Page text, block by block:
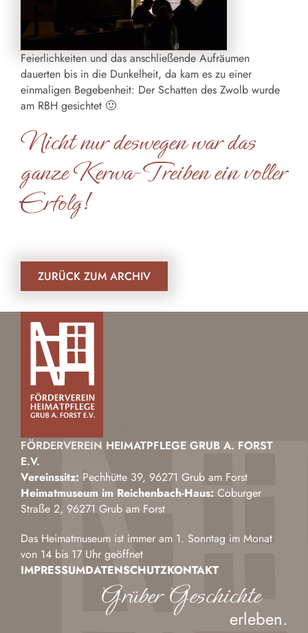
Feierlichkeiten und das anschließende Aufräumen
dauerten bis in die Dunkelheit, da kam es zu einer
einmaligen Begebenheit: Der Schatten des Zwolb wurde
am RBH gesichtet 🙂
Nicht nur deswegen war das
ganze Kerwa-Treiben ein voller
Erfolg!
ZURÜCK ZUM ARCHIV
FÖRDERVEREIN HEIMATPFLEGE GRUB A. FORST
E.V.
Vereinssitz: Pechhütte 39, 96271 Grub am Forst
Heimatmuseum im Reichenbach-Haus: Coburger
Straße 2, 96271 Grub am Forst
Das Heimatmuseum ist immer am 1. Sonntag im Monat
von 14 bis 17 Uhr geöffnet
IMPRESSUMDATENSCHUTZKONTAKT
Grüber Geschichte
erleben.